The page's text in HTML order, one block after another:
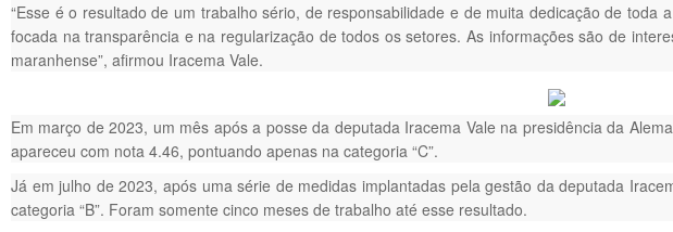
“Esse é o resultado de um trabalho sério, de responsabilidade e de muita dedicação de toda
focada na transparência e na regularização de todos os setores. As informações são de
maranhense”, afirmou Iracema Vale.
Em março de 2023, um mês após a posse da deputada Iracema Vale na presidência da
apareceu com nota 4.46, pontuando apenas na categoria “C”.
Já em julho de 2023, após uma série de medidas implantadas pela gestão da deputada
categoria “B”. Foram somente cinco meses de trabalho até esse resultado.